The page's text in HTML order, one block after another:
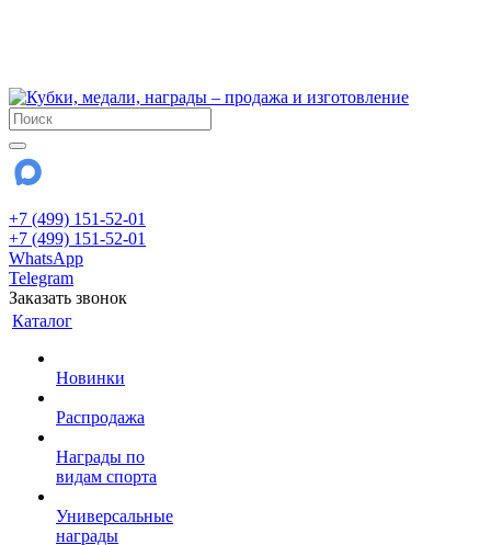
+7 (499) 151-52-01
+7 (499) 151-52-01
WhatsApp
Telegram
Заказать звонок
Каталог
Новинки
Распродажа
Награды по
видам спорта
Универсальные
награды